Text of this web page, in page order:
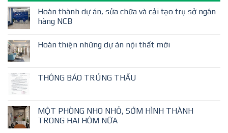
Hoàn thành dự án, sửa chữa và cải tạo trụ sở ngân
hàng NCB
Hoàn thiện những dự án nội thất mới
THÔNG BÁO TRÚNG THẦU
MỘT PHÒNG NHO NHỎ, SỚM HÌNH THÀNH
TRONG HAI HÔM NỮA